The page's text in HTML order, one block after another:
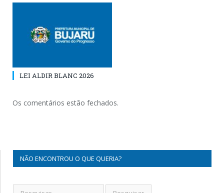
LEI ALDIR BLANC 2026
Os comentários estão fechados.
NÃO ENCONTROU O QUE QUERIA?